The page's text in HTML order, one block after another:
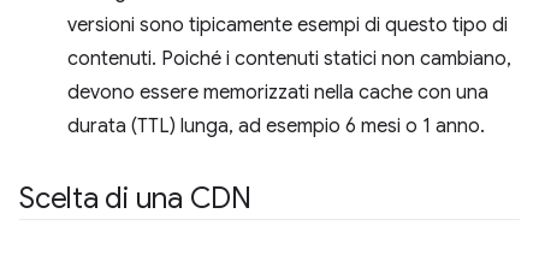
versioni sono tipicamente esempi di questo tipo di
contenuti. Poiché i contenuti statici non cambiano,
devono essere memorizzati nella cache con una
durata (TTL) lunga, ad esempio 6 mesi o 1 anno.
Scelta di una CDN